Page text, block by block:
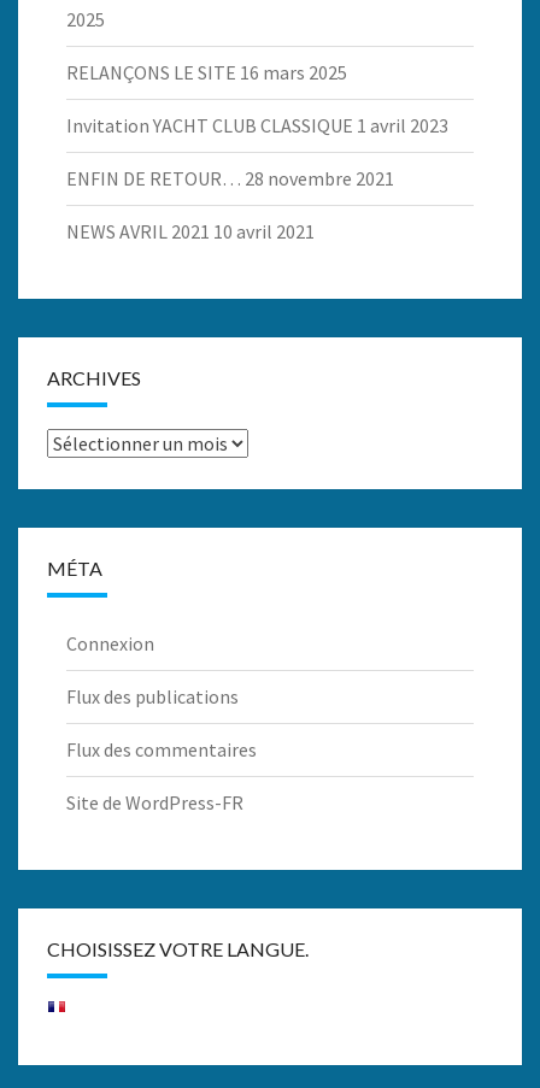
2025
RELANÇONS LE SITE 16 mars 2025
Invitation YACHT CLUB CLASSIQUE 1 avril 2023
ENFIN DE RETOUR… 28 novembre 2021
NEWS AVRIL 2021 10 avril 2021
ARCHIVES
Archives
MÉTA
Connexion
Flux des publications
Flux des commentaires
Site de WordPress-FR
CHOISISSEZ VOTRE LANGUE.